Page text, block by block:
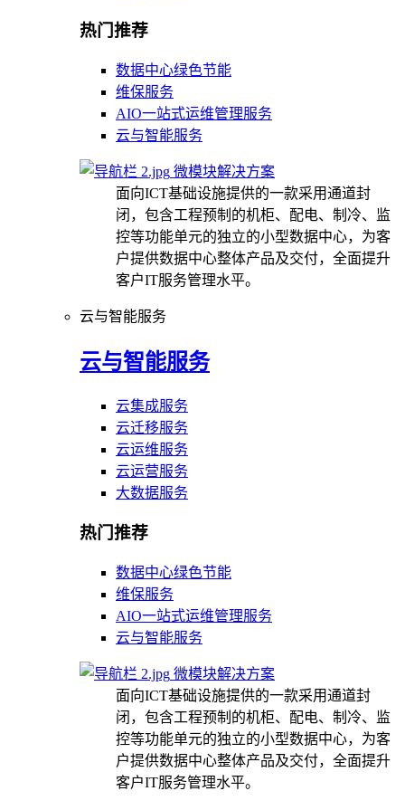
热门推荐
数据中心绿色节能
维保服务
AIO一站式运维管理服务
云与智能服务
微模块解决方案
面向ICT基础设施提供的一款采用通道封
闭，包含工程预制的机柜、配电、制冷、监
控等功能单元的独立的小型数据中心，为客
户提供数据中心整体产品及交付，全面提升
客户IT服务管理水平。
云与智能服务
云与智能服务
云集成服务
云迁移服务
云运维服务
云运营服务
大数据服务
热门推荐
数据中心绿色节能
维保服务
AIO一站式运维管理服务
云与智能服务
微模块解决方案
面向ICT基础设施提供的一款采用通道封
闭，包含工程预制的机柜、配电、制冷、监
控等功能单元的独立的小型数据中心，为客
户提供数据中心整体产品及交付，全面提升
客户IT服务管理水平。